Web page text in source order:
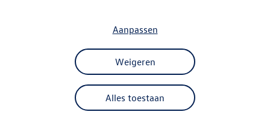
Alles toestaan
Weigeren
Aanpassen
Something went wrong. Please try
refreshing the app
Refresh